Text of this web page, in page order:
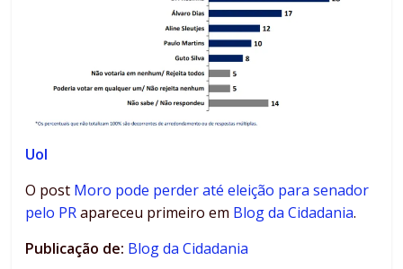
Uol
O post Moro pode perder até eleição para senador
pelo PRapareceu primeiro em Blog da Cidadania.
Publicação de: Blog da Cidadania